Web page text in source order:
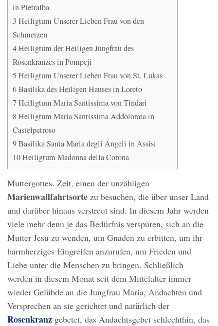
in Pietralba
3 Heiligtum Unserer Lieben Frau von den
Schmerzen
4Heiligtum der Heiligen Jungfrau des
Rosenkranzes in Pompeji
5 Heiligtum Unserer Lieben Frau von St. Lukas
6Basilika des Heiligen Hauses in Loreto
7Heiligtum Maria Santissima von Tindari
8 Heiligtum Maria Santissima Addolorata in
Castelpetroso
9Basilika Santa Maria degli Angeli in Assisi
10Heiligtum Madonna della Corona
Muttergottes. Zeit, einen der unzähligen
Marienwallfahrtsorte zu besuchen, die über unser Land
und darüber hinaus verstreut sind. In diesem Jahr werden
viele mehr denn je das Bedürfnis verspüren, sich an die
Mutter Jesu zu wenden, um Gnaden zu erbitten, um ihr
barmherziges Eingreifen anzurufen, um Frieden und
Liebe unter die Menschen zu bringen. Schließlich
werden in diesem Monat seit dem Mittelalter immer
wieder Gelübde an die Jungfrau Maria, Andachten und
Versprechen an sie gerichtet und natürlich der
Rosenkranz gebetet, das Andachtsgebet schlechthin, das